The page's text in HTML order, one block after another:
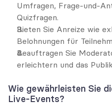
Umfragen, Frage-und-
Quizfragen.
Bieten Sie Anreize wie
Belohnungen für
Beauftragen Sie
erleichtern und das
Wie gewährleisten Sie
Live-Events?